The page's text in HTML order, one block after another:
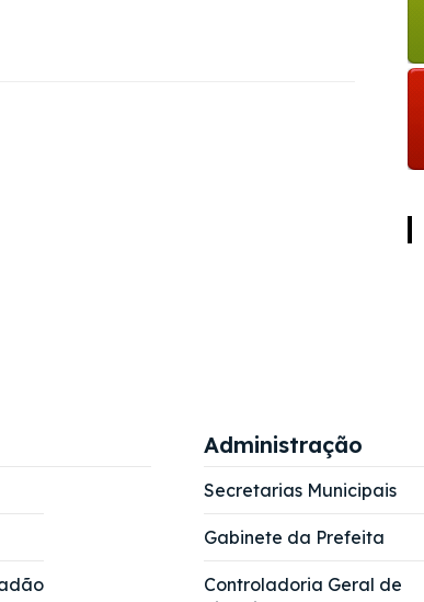
Administração
Secretarias Municipais
Gabinete da Prefeita
Controladoria Geral de